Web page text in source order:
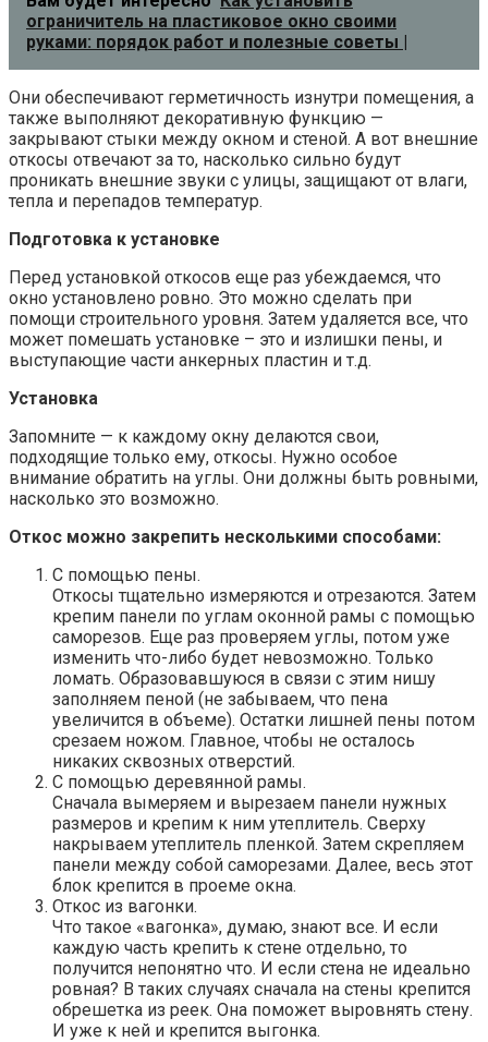
ограничитель на пластиковое окно своими
руками: порядок работ и полезные советы |
Они обеспечивают герметичность изнутри помещения, а
также выполняют декоративную функцию —
закрывают стыки между окном и стеной. А вот внешние
откосы отвечают за то, насколько сильно будут
проникать внешние звуки с улицы, защищают от влаги,
тепла и перепадов температур.
Подготовка к установке
Перед установкой откосов еще раз убеждаемся, что
окно установлено ровно. Это можно сделать при
помощи строительного уровня. Затем удаляется все, что
может помешать установке – это и излишки пены, и
выступающие части анкерных пластин и т.д.
Установка
Запомните — к каждому окну делаются свои,
подходящие только ему, откосы. Нужно особое
внимание обратить на углы. Они должны быть ровными,
насколько это возможно.
Откос можно закрепить несколькими способами:
С помощью пены.
Откосы тщательно измеряются и отрезаются. Затем
крепим панели по углам оконной рамы с помощью
саморезов. Еще раз проверяем углы, потом уже
изменить что-либо будет невозможно. Только
ломать. Образовавшуюся в связи с этим нишу
заполняем пеной (не забываем, что пена
увеличится в объеме). Остатки лишней пены потом
срезаем ножом. Главное, чтобы не осталось
никаких сквозных отверстий.
С помощью деревянной рамы.
Сначала вымеряем и вырезаем панели нужных
размеров и крепим к ним утеплитель. Сверху
накрываем утеплитель пленкой. Затем скрепляем
панели между собой саморезами. Далее, весь этот
блок крепится в проеме окна.
Откос из вагонки.
Что такое «вагонка», думаю, знают все. И если
каждую часть крепить к стене отдельно, то
получится непонятно что. И если стена не идеально
ровная? В таких случаях сначала на стены крепится
обрешетка из реек. Она поможет выровнять стену.
И уже к ней и крепится выгонка.